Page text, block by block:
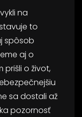
na
to
spôsob
aj o
prišli o život,
sa dostali až
pozornosť